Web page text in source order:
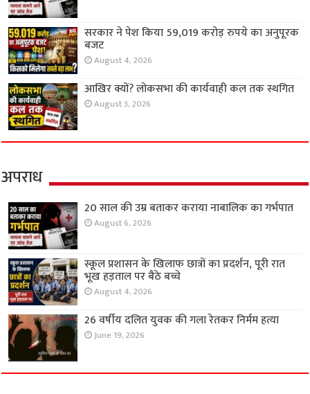
सरकार ने पेश किया 59,019 करोड़ रुपये का अनुपूरक
बजट
August 4, 2026
आखिर क्यों? लोकसभा की कार्यवाही कल तक स्थगित
August 3, 2026
अपराध
20 साल की उम्र बताकर कराया नाबालिक का गर्भपात
August 6, 2026
स्कूल प्रशासन के खिलाफ छात्रों का प्रदर्शन, पूरी रात
भूख हड़ताल पर बैठे बच्चे
August 4, 2026
26 वर्षीय दलित युवक की गला रेतकर निर्मम हत्या
June 19, 2026